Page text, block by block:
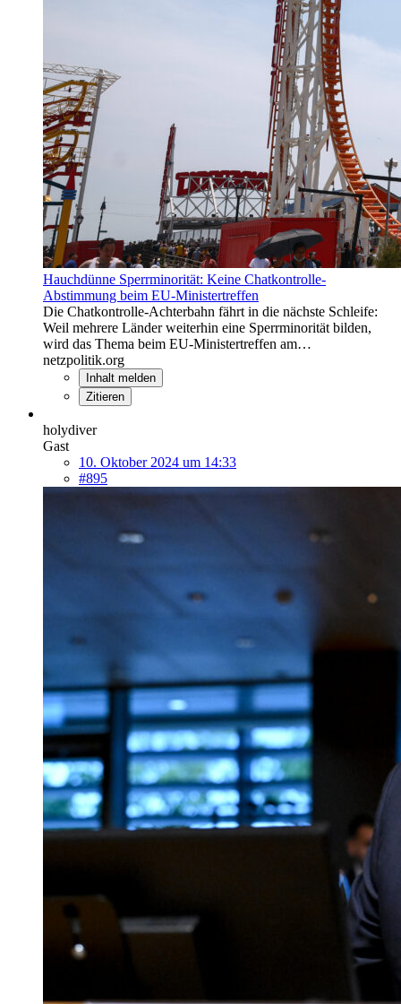
Hauchdünne Sperrminorität: Keine Chatkontrolle-
Abstimmung beim EU-Ministertreffen
Die Chatkontrolle-Achterbahn fährt in die nächste Schleife:
Weil mehrere Länder weiterhin eine Sperrminorität bilden,
wird das Thema beim EU-Ministertreffen am…
netzpolitik.org
Inhalt melden
Zitieren
holydiver
Gast
10. Oktober 2024 um 14:33
#895